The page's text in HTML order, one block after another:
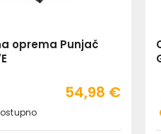
oprema Punjač
54,98 €